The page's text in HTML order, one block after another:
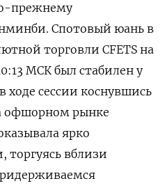
прежнему
Спотовый юань в
торговли CFETS на
МСК был стабилен ⁠у
ходе сессии коснувшись
офшорном рынке
ярко
вблизи